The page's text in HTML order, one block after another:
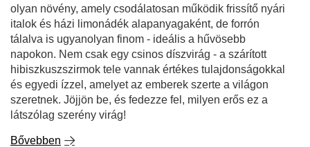
olyan növény, amely csodálatosan működik frissítő nyári
italok és házi limonádék alapanyagaként, de forrón
tálalva is ugyanolyan finom - ideális a hűvösebb
napokon. Nem csak egy csinos díszvirág - a szárított
hibiszkuszszirmok tele vannak értékes tulajdonságokkal
és egyedi ízzel, amelyet az emberek szerte a világon
szeretnek. Jöjjön be, és fedezze fel, milyen erős ez a
látszólag szerény virág!
Bővebben